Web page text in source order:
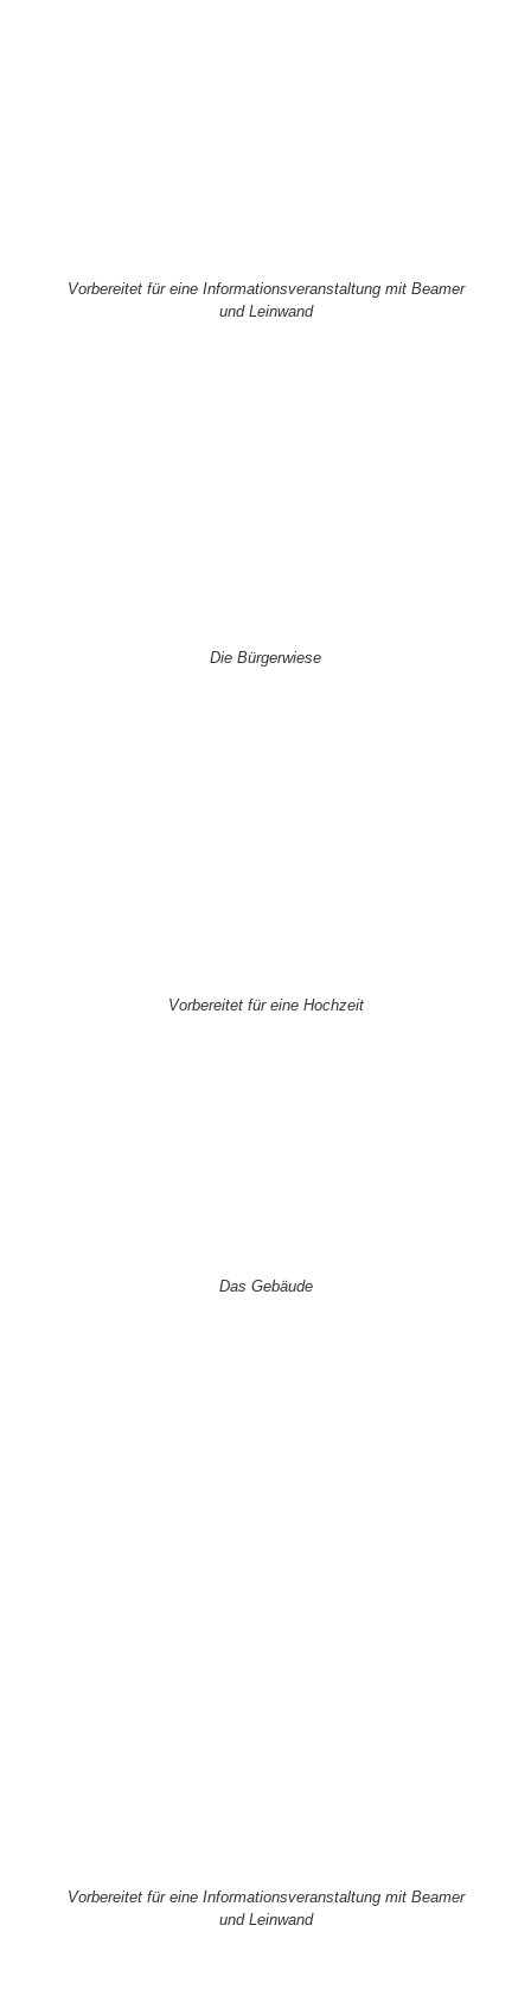
Vorbereitet für eine Informationsveranstaltung mit Beamer
und Leinwand
Die Bürgerwiese
Vorbereitet für eine Hochzeit
Das Gebäude
Vorbereitet für eine Informationsveranstaltung mit Beamer
und Leinwand